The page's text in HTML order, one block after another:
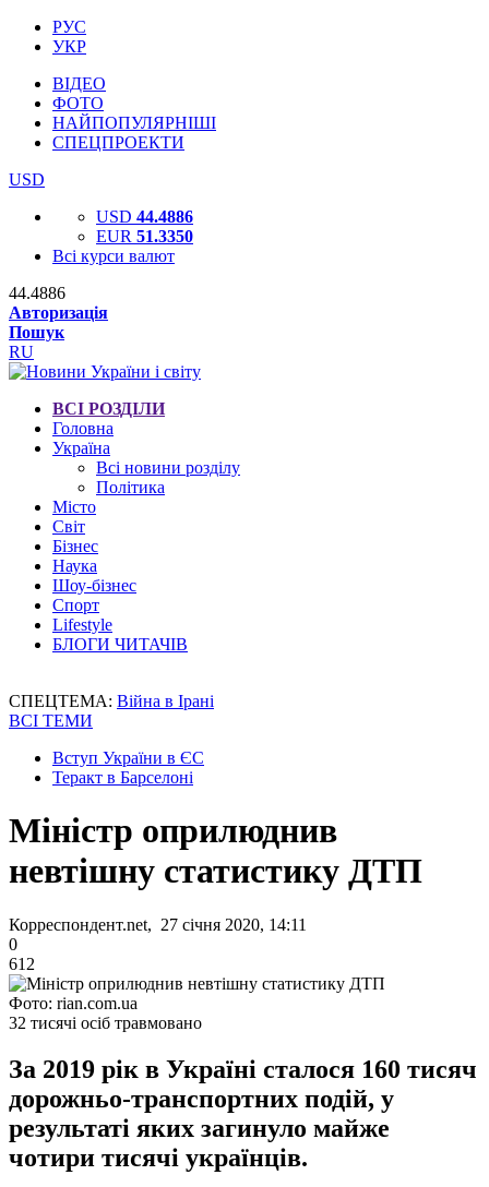
РУС
УКР
ВІДЕО
ФОТО
НАЙПОПУЛЯРНІШІ
СПЕЦПРОЕКТИ
USD
USD 44.4886
EUR 51.3350
Всі курси валют
44.4886
Авторизація
Пошук
RU
ВСІ РОЗДІЛИ
Головна
Україна
Всі новини розділу
Політика
Місто
Світ
Бізнес
Наука
Шоу-бізнес
Спорт
Lifestyle
БЛОГИ ЧИТАЧІВ
СПЕЦТЕМА: Війна в Ірані
ВСІ ТЕМИ
Вступ України в ЄС
Теракт в Барселоні
Міністр оприлюднив
невтішну статистику ДТП
Корреспондент.net, 27 січня 2020, 14:11
0
612
Фото: rian.com.ua
32 тисячі осіб травмовано
За 2019 рік в Україні сталося 160 тисяч
дорожньо-транспортних подій, у
результаті яких загинуло майже
чотири тисячі українців.